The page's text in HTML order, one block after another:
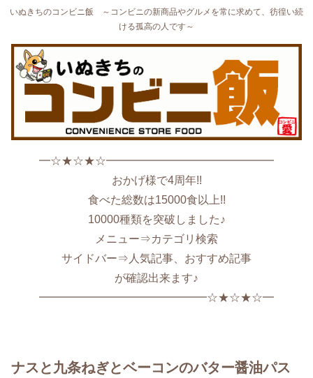
いぬきちのコンビニ飯 ～コンビニの新商品やグルメを常に求めて、彷徨い続
ける孤高の人です～
━☆★☆★☆━━━━━━━━━━━━━━━
おかげ様で4周年!!
食べた総数は15000食以上!!
10000種類を突破しました♪
メニュー⇒カテゴリ検索
サイドバー⇒人気記事、おすすめ記事
が確認出来ます♪
━━━━━━━━━━━━━━━☆★☆★☆━
ナスと九条ねぎとベーコンのバター醤油パス